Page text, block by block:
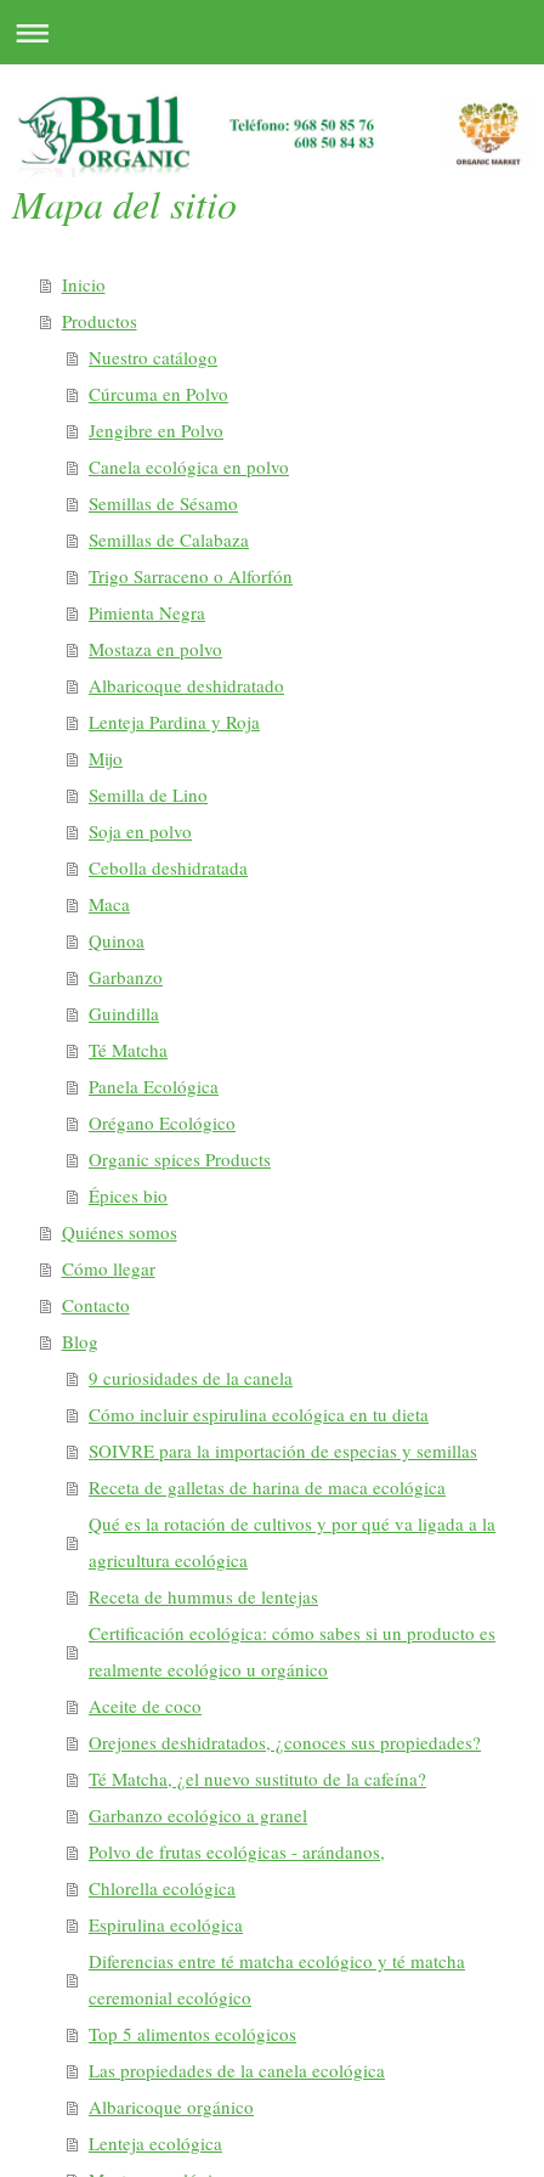
Mapa del sitio
Inicio
Productos
Nuestro catálogo
Cúrcuma en Polvo
Jengibre en Polvo
Canela ecológica en polvo
Semillas de Sésamo
Semillas de Calabaza
Trigo Sarraceno o Alforfón
Pimienta Negra
Mostaza en polvo
Albaricoque deshidratado
Lenteja Pardina y Roja
Mijo
Semilla de Lino
Soja en polvo
Cebolla deshidratada
Maca
Quinoa
Garbanzo
Guindilla
Té Matcha
Panela Ecológica
Orégano Ecológico
Organic spices Products
Épices bio
Quiénes somos
Cómo llegar
Contacto
Blog
9 curiosidades de la canela
Cómo incluir espirulina ecológica en tu dieta
SOIVRE para la importación de especias y semillas
Receta de galletas de harina de maca ecológica
Qué es la rotación de cultivos y por qué va ligada a la
agricultura ecológica
Receta de hummus de lentejas
Certificación ecológica: cómo sabes si un producto es
realmente ecológico u orgánico
Aceite de coco
Orejones deshidratados, ¿conoces sus propiedades?
Té Matcha, ¿el nuevo sustituto de la cafeína?
Garbanzo ecológico a granel
Polvo de frutas ecológicas - arándanos,
Chlorella ecológica
Espirulina ecológica
Diferencias entre té matcha ecológico y té matcha
ceremonial ecológico
Top 5 alimentos ecológicos
Las propiedades de la canela ecológica
Albaricoque orgánico
Lenteja ecológica